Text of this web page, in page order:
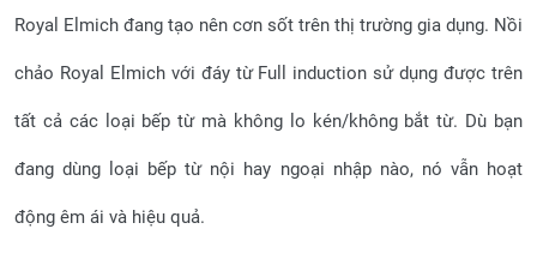
Royal Elmich đang tạo nên cơn sốt trên thị trường gia dụng. Nồi
chảo Royal Elmich với đáy từ Full induction sử dụng được trên
tất cả các loại bếp từ mà không lo kén/không bắt từ. Dù bạn
đang dùng loại bếp từ nội hay ngoại nhập nào, nó vẫn hoạt
động êm ái và hiệu quả.